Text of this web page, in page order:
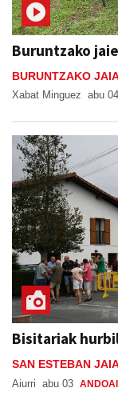
Buruntzako
BURUNTZAKO
Xabat Minguez abu
Bisitariak
SAN ESTEBAN
Aiurri abu 03